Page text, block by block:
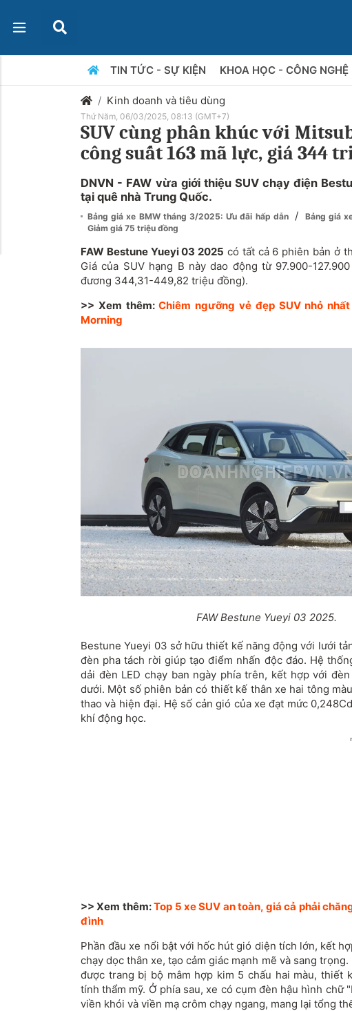
TIN TỨC - SỰ KIỆN KHOA HỌC - CÔNG NGHỆ
Kinh doanh và tiêu dùng
Thứ Năm, 06/03/2025, 08:13 (GMT+7)
SUV cùng phân khúc với
công suất 163 mã lực, giá 344
DNVN - FAW vừa giới thiệu SUV chạy điện
tại quê nhà Trung Quốc.
Bảng giá xe BMW tháng 3/2025: Ưu đãi hấp dẫn /
Bảng giá
Giảm giá 75 triệu đồng
FAW Bestune Yueyi 03 2025 có tất cả 6 phiên bản ở
Giá của SUV hạng B nàydao động từ 97.900-
đương 344,31-449,82 triệu đồng).
>> Xem thêm:Chiêm ngưỡng vẻ đẹp SUV nhỏ
Morning
FAW Bestune Yueyi 03 2025.
Bestune Yueyi 03 sở hữu thiết kế năng động với lưới
đèn pha tách rời giúp tạo điểm nhấn độc đáo. Hệ
dải đèn LED chạy ban ngày phía trên, kết hợp với
dưới. Một số phiên bản có thiết kế thân xe hai tông
thao và hiện đại. Hệ số cản gió của xe đạt mức
khí động học.
>> Xem thêm:Top 5 xe SUV an toàn, giá cả phải
đình
Phần đầu xe nổi bật với hốc hút gió diện tích lớn, kết
chạy dọc thân xe, tạo cảm giác mạnh mẽ và sang
được trang bị bộ mâm hợp kim 5 chấu hai màu, thiết
tính thẩm mỹ. Ở phía sau, xe có cụm đèn hậu hình chữ
viền khói và viền mạ crôm chạy ngang, mang lại tổng